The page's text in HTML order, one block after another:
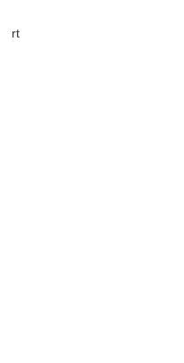
rt